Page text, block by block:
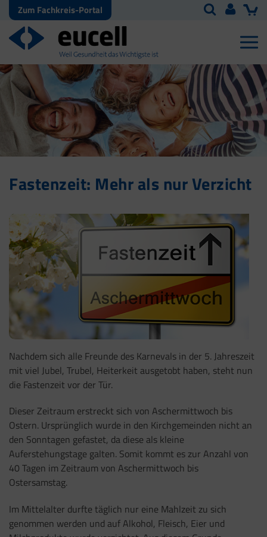
Zum Fachkreis-Portal
Fastenzeit: Mehr als nur Verzicht
Nachdem sich alle Freunde des Karnevals in der 5. Jahreszeit
mit viel Jubel, Trubel, Heiterkeit ausgetobt haben, steht nun
die Fastenzeit vor der Tür.
Dieser Zeitraum erstreckt sich von Aschermittwoch bis
Ostern. Ursprünglich wurde in den Kirchgemeinden nicht an
den Sonntagen gefastet, da diese als kleine
Auferstehungstage galten. Somit kommt es zur Anzahl von
40 Tagen im Zeitraum von Aschermittwoch bis
Ostersamstag.
Im Mittelalter durfte täglich nur eine Mahlzeit zu sich
genommen werden und auf Alkohol, Fleisch, Eier und